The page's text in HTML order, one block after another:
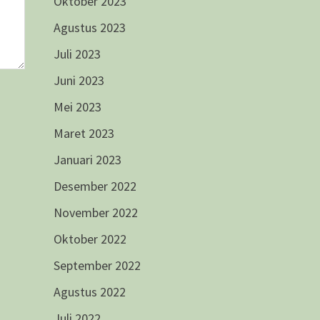
Agustus 2023
Juli 2023
Juni 2023
Mei 2023
Maret 2023
Januari 2023
Desember 2022
November 2022
Oktober 2022
September 2022
Agustus 2022